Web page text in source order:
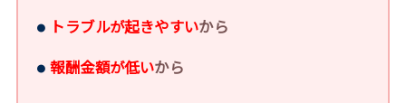
トラブルが起きやすいから
報酬金額が低いから